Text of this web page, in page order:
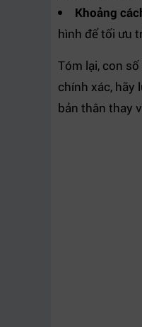
Khoảng
hình để tối ưu
Tóm lại, con
chính xác, hãy
bản thân thay